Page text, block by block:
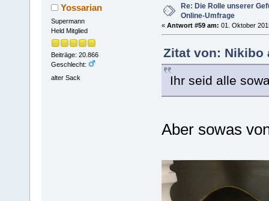
Yossarian
Supermann
Held Mitglied
Beiträge: 20.866
Geschlecht:
alter Sack
Re: Die Rolle unserer
Online-Umfrage
« Antwort #59 am: 01. Oktober
Zitat von: Nikibo
Ihr seid alle
Aber sowas